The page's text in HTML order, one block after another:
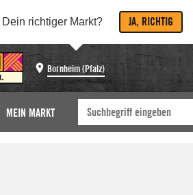
Dein richtiger Markt? JA, RICHTIG
Bornheim (Pfalz)
MEIN MARKT